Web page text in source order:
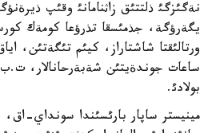
نةگئزگئ ذلتتئق زاثنامانئ وقئپ
يگةرؤگة، جذمئسقا تذرؤعا كومةك
ورتالئقتا شاشتاراز، كيئم تئگةتئن،
ساعات جوندةيتئن شةبةرحانالار،
بولادئ.
مينيستر ساپار بارئسئندا سونداي-